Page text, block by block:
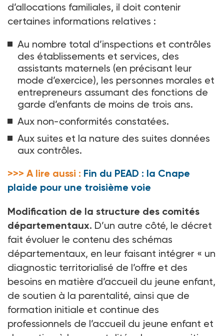
d’allocations familiales, il doit contenir
certaines informations relatives :
Au nombre total d’inspections et contrôles
des établissements et services, des
assistants maternels (en précisant leur
mode d’exercice), les personnes morales et
entrepreneurs assumant des fonctions de
garde d’enfants de moins de trois ans.
Aux non-conformités constatées.
Aux suites et la nature des suites données
aux contrôles.
>>> A lire aussi : Fin du PEAD : la Cnape
plaide pour une troisième voie
Modification de la structure des comités
départementaux. D’un autre côté, le décret
fait évoluer le contenu des schémas
départementaux, en leur faisant intégrer « un
diagnostic territorialisé de l’offre et des
besoins en matière d’accueil du jeune enfant,
de soutien à la parentalité, ainsi que de
formation initiale et continue des
professionnels de l’accueil du jeune enfant et